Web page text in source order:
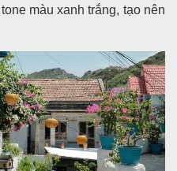
màu xanh trắng, tạo nên